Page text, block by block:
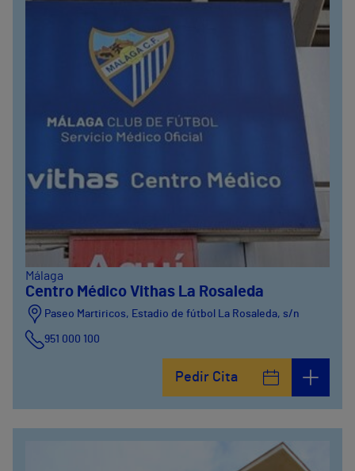
Málaga
Centro Médico Vithas La Rosaleda
Paseo Martiricos, Estadio de fútbol La Rosaleda, s/n
951 000 100
Pedir Cita